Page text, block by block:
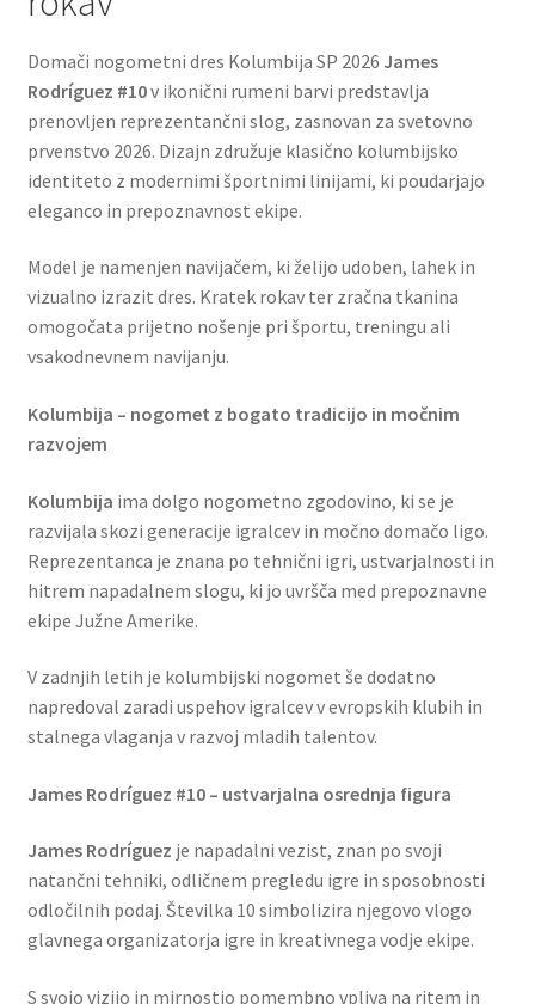
Domači nogometni dres Kolumbija SP 2026 James
Rodríguez #10v ikonični rumeni barvi predstavlja
prenovljen reprezentančni slog, zasnovan za svetovno
prvenstvo 2026. Dizajn združuje klasično kolumbijsko
identiteto z modernimi športnimi linijami, ki poudarjajo
eleganco in prepoznavnost ekipe.
Model je namenjen navijačem, ki želijo udoben, lahek in
vizualno izrazit dres. Kratek rokav ter zračna tkanina
omogočata prijetno nošenje pri športu, treningu ali
vsakodnevnem navijanju.
Kolumbija – nogomet z bogato tradicijo in močnim
razvojem
Kolumbija ima dolgo nogometno zgodovino, ki se je
razvijala skozi generacije igralcev in močno domačo ligo.
Reprezentanca je znana po tehnični igri, ustvarjalnosti in
hitrem napadalnem slogu, ki jo uvršča med prepoznavne
ekipe Južne Amerike.
V zadnjih letih je kolumbijski nogomet še dodatno
napredoval zaradi uspehov igralcev v evropskih klubih in
stalnega vlaganja v razvoj mladih talentov.
James Rodríguez #10 – ustvarjalna osrednja figura
James Rodríguez je napadalni vezist, znan po svoji
natančni tehniki, odličnem pregledu igre in sposobnosti
odločilnih podaj. Številka 10 simbolizira njegovo vlogo
glavnega organizatorja igre in kreativnega vodje ekipe.
S svojo vizijo in mirnostjo pomembno vpliva na ritem in